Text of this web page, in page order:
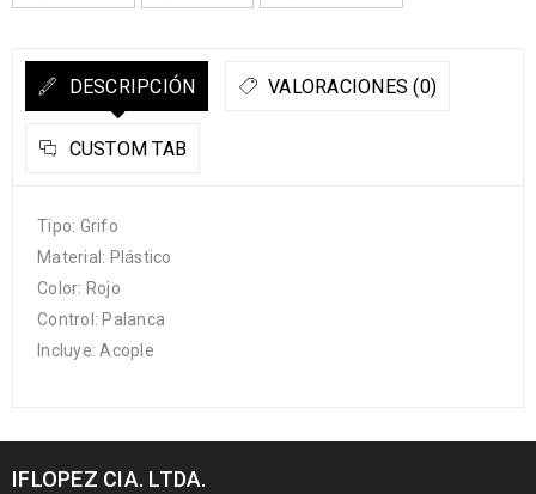
DESCRIPCIÓN VALORACIONES (0)
CUSTOM TAB
Tipo: Grifo
Material: Plástico
Color: Rojo
Control: Palanca
Incluye: Acople
IFLOPEZ CIA. LTDA.